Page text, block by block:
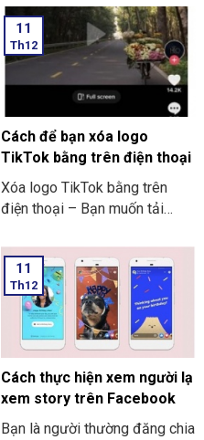
TikTok bằng điện thoại nhé.
11
Th12
Cách để bạn xóa logo
TikTok bằng trên điện thoại
Xóa logo TikTok bằng trên
điện thoại – Bạn muốn tải
chiếc điện thoại. Nhưng bạn
không muốn hiển thị ra logo
TikTok để tăng thêm tính
chuyên nghiệp. Và để tạo hình
thức đẹp cho video. Ở dưới
đây sẽ là một số cách để bạn
có thể thực hiện việc tải video
TikTok về máy mà không dính
logo
11
Th12
Cách thực hiện xem người lạ
xem story trên Facebook
Bạn là người thường đăng chia